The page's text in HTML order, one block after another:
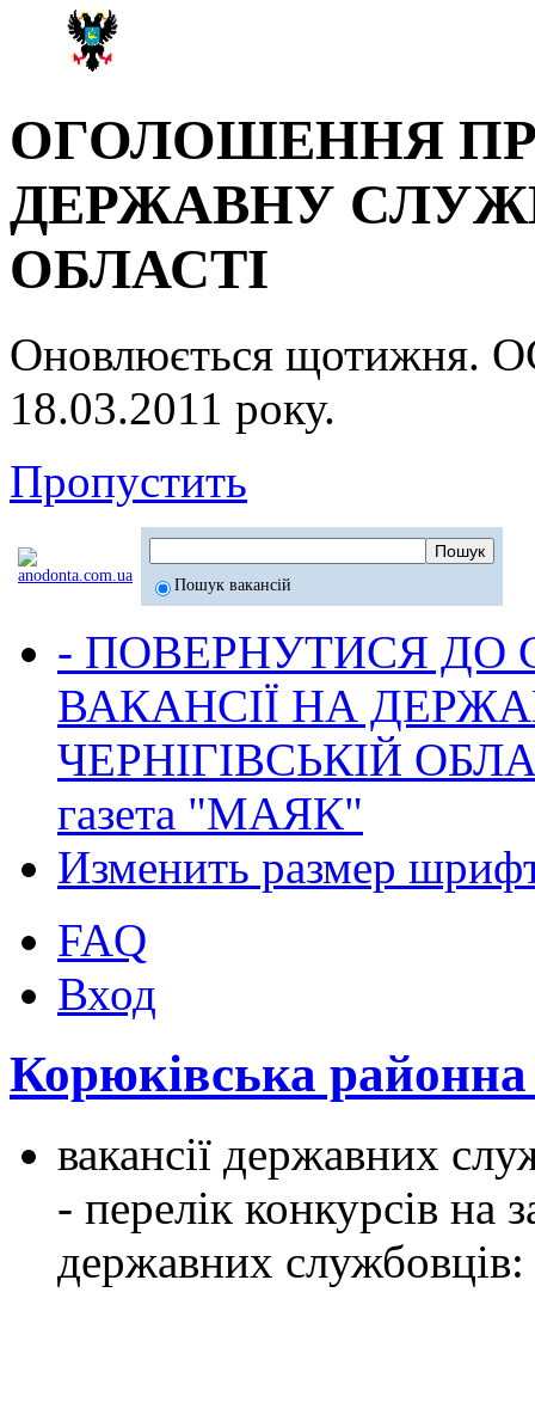
ОГОЛОШЕННЯ
ДЕРЖАВНУ
ОБЛАСТІ
Оновлюється
18.03.2011 року.
Пропустить
Пошук вакансій
- ПОВЕРНУТИСЯ ДО
ВАКАНСІЇ НА
ЧЕРНІГІВСЬКІЙ
газета "МАЯК"
Изменить размер
FAQ
Вход
Корюківська
вакансії державних
- перелік конкурсів на
державних службовців: